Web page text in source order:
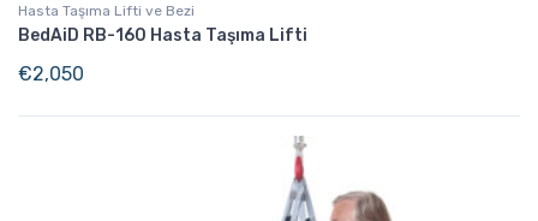
Hasta Taşıma Lifti ve Bezi
BedAiD RB-160 Hasta Taşıma Lifti
€2,050